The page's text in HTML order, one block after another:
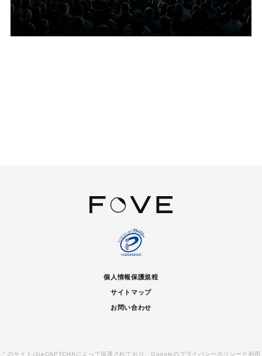
個人情報保護規程
サイトマップ
お問い合わせ
このサイトはreCAPTCHAによって保護されており、Googleのプライバシーポリシー と 利用